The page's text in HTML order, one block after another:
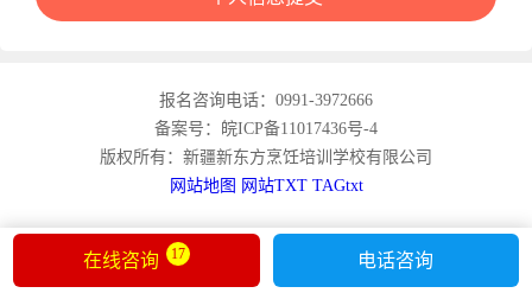
报名咨询电话：0991-3972666
备案号：皖ICP备11017436号-4
版权所有：新疆新东方烹饪培训学校有限公司
网站地图 网站TXT TAGtxt
在线咨询 17 电话咨询